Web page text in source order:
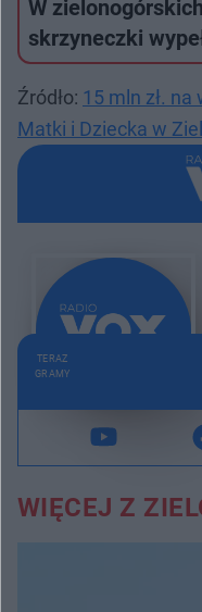
W
skrzyneczki
Źródło: 15 mln zł.
Matki i Dziecka w
TERAZ
GRAMY
WIĘCEJ Z